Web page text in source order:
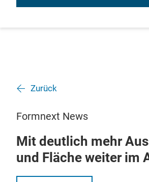
Zurück
Formnext News
Mit deutlich mehr
und Fläche weiter im